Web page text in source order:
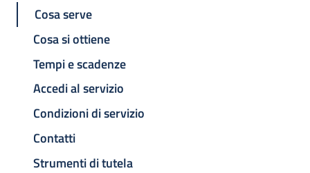
Cosa serve
Cosa si ottiene
Tempi e scadenze
Accedi al servizio
Condizioni di servizio
Contatti
Strumenti di tutela